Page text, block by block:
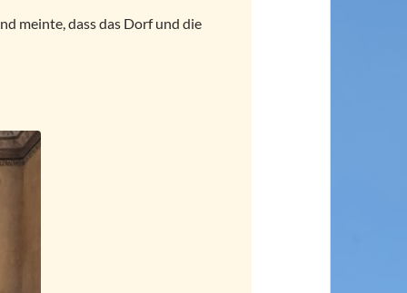
meinte, dass das Dorf und die